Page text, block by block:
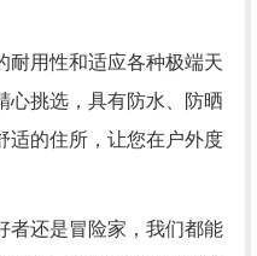
耐用性和适应各种极端天
心挑选，具有防水、防晒
适的住所，让您在户外度
者还是冒险家，我们都能